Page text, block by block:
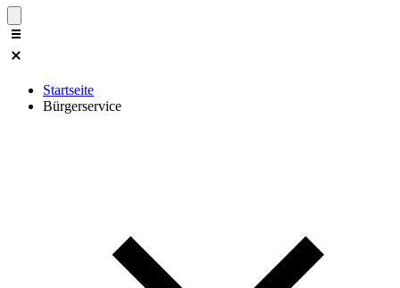
Startseite
Bürgerservice